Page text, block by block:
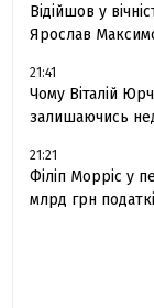
Відійшов у
Ярослав
21:41
Чому Віталій
залишаючись
21:21
Філіп Морріс у
млрд грн